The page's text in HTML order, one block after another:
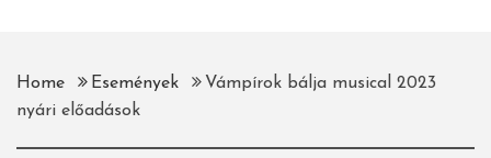
Home Események
Vámpírok bálja musical 2023
nyári előadások